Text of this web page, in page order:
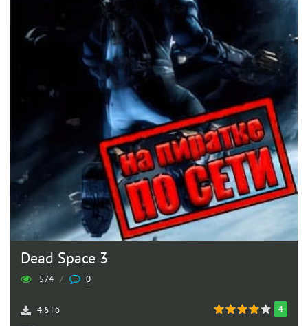
Dead Space 3
574 / 0
4
4.6 Гб